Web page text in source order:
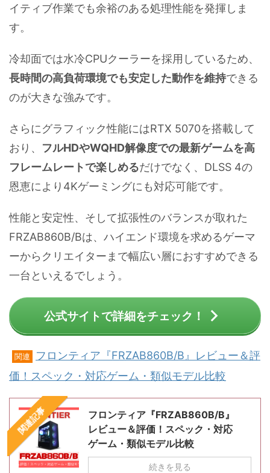
イティブ作業でも余裕のある処理性能を発揮しま
す。
冷却面では水冷CPUクーラーを採用しているため、
長時間の高負荷環境でも安定した動作を維持できる
のが大きな強みです。
さらにグラフィック性能にはRTX 5070を搭載して
おり、 フルHDやWQHD解像度での最新ゲームを高
フレームレートで楽しめるだけでなく、DLSS 4の
恩恵により4Kゲーミングにも対応可能です。
性能と安定性、そして拡張性のバランスが取れた
FRZAB860B/Bは、ハイエンド環境を求めるゲーマ
ーからクリエイターまで幅広い層におすすめできる
一台といえるでしょう。
公式サイトで詳細をチェック！
関連
フロンティア『FRZAB860B/B』レビュー＆評
価！スペック・対応ゲーム・類似モデル比較
関連記事
フロンティア『FRZAB860B/B』
レビュー＆評価！スペック・対応
ゲーム・類似モデル比較
続きを見る